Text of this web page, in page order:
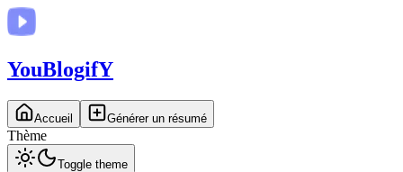
YouBlogifY
Accueil Générer un résumé
Thème
Toggle theme